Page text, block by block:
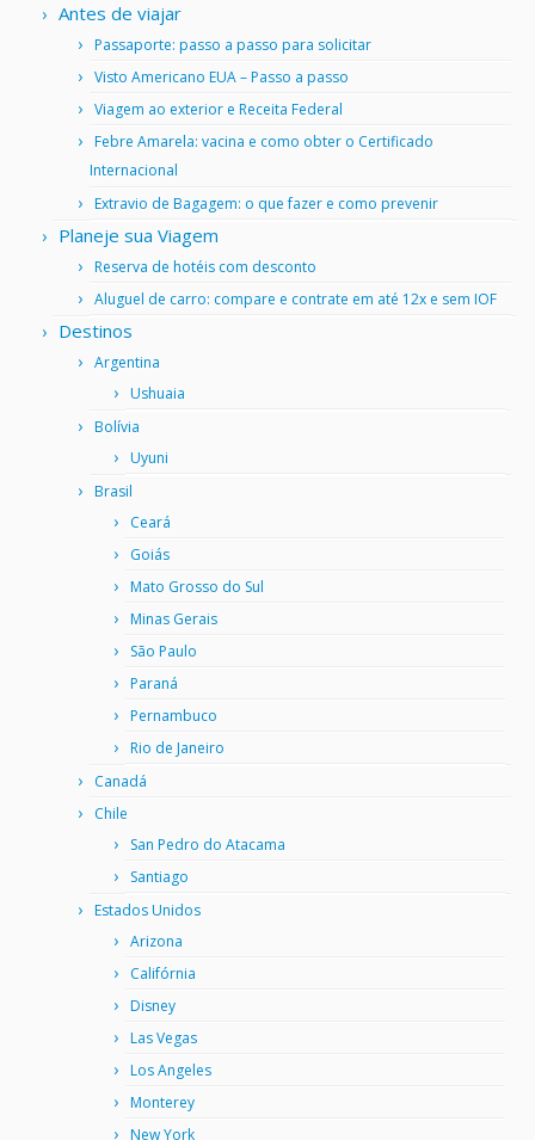
Antes de viajar
Passaporte: passo a passo para solicitar
Visto Americano EUA – Passo a passo
Viagem ao exterior e Receita Federal
Febre Amarela: vacina e como obter o Certificado
Internacional
Extravio de Bagagem: o que fazer e como prevenir
Planeje sua Viagem
Reserva de hotéis com desconto
Aluguel de carro: compare e contrate em até 12x e sem IOF
Destinos
Argentina
Ushuaia
Bolívia
Uyuni
Brasil
Ceará
Goiás
Mato Grosso do Sul
Minas Gerais
São Paulo
Paraná
Pernambuco
Rio de Janeiro
Canadá
Chile
San Pedro do Atacama
Santiago
Estados Unidos
Arizona
Califórnia
Disney
Las Vegas
Los Angeles
Monterey
New York